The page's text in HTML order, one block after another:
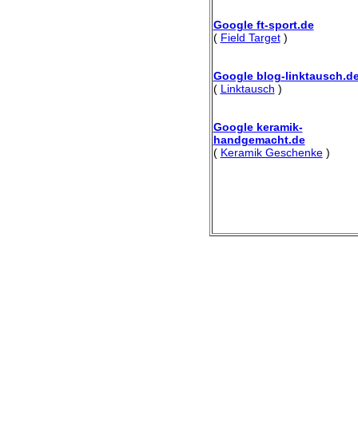
Google ft-sport.de
( Field Target)
Google blog-
( Linktausch )
Google keramik-
handgemacht.de
( Keramik Geschenke)